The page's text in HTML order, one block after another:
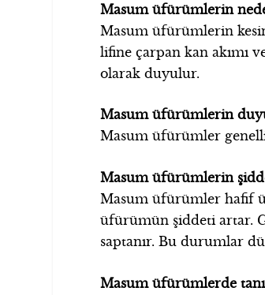
Masum üfürümlerin
Masum üfürümlerin
lifine çarpan kan akımı
olarak duyulur.
Masum üfürümlerin
Masum üfürümler
Masum üfürümlerin
Masum üfürümler hafif
üfürümün şiddeti artar.
saptanır. Bu durumlar
Masum üfürümlerde